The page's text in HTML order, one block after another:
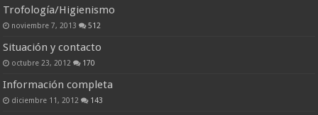
Trofología/Higienismo
noviembre 7, 2013 512
Situación y contacto
octubre 23, 2012 170
Información completa
diciembre 11, 2012 143